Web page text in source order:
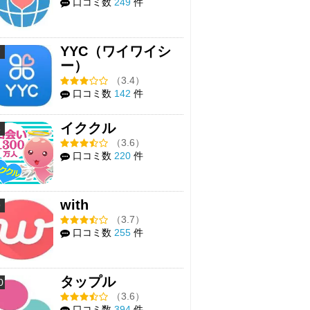
YYC（ワイワイシ
ー）
（3.4）
口コミ数 142 件
イククル
（3.6）
口コミ数 220 件
with
（3.7）
口コミ数 255 件
タップル
（3.6）